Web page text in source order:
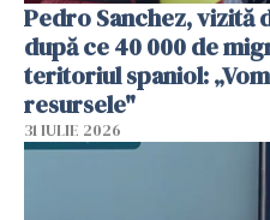
Pedro Sanchez, vizită
după ce 40 000 de
teritoriul spaniol:
resursele"
31 IULIE 2026